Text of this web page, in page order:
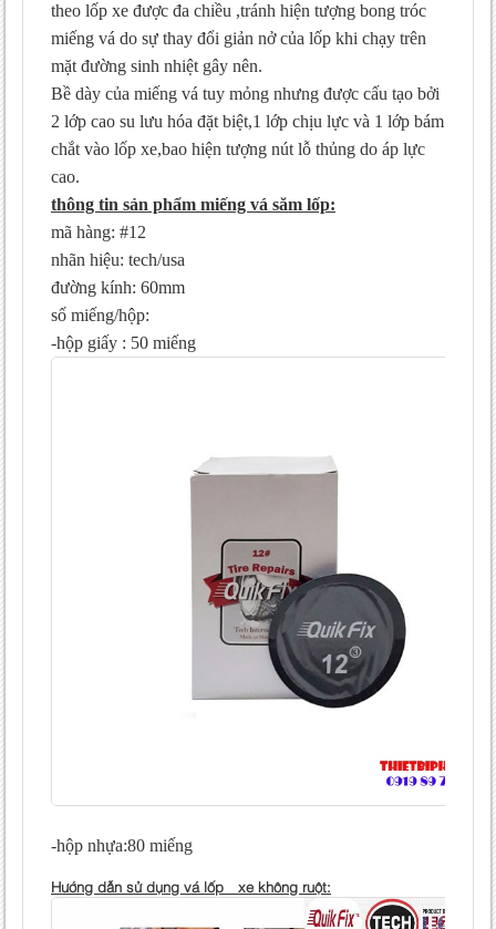
theo lốp xe được đa chiều ,tránh hiện tượng bong tróc
miếng vá do sự thay đổi giản nở của lốp khi chạy trên
mặt đường sinh nhiệt gây nên.
Bề dày của miếng vá tuy mỏng nhưng được cấu tạo bởi
2 lớp cao su lưu hóa đặt biệt,1 lớp chịu lực và 1 lớp bám
chắt vào lốp xe,bao hiện tượng nút lỗ thủng do áp lực
cao.
thông tin sản phẩm miếng vá săm lốp:
mã hàng: #12
nhãn hiệu: tech/usa
đường kính: 60mm
số miếng/hộp:
-hộp giấy : 50 miếng
-hộp nhựa:80 miếng
Hướng dẫn sử dụng vá lốp xe không ruột: